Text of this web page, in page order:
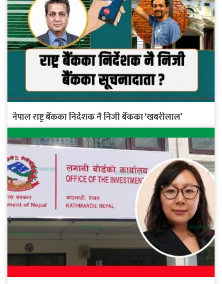
नेपाल राष्ट्र बैंकका निर्देशक नै निजी बैंकका ‘खबरीलाल’